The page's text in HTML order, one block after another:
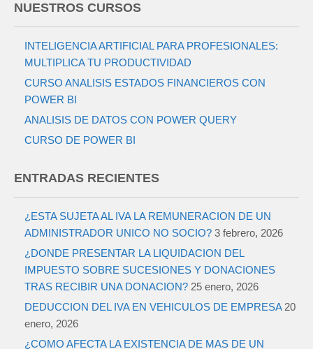
NUESTROS CURSOS
INTELIGENCIA ARTIFICIAL PARA PROFESIONALES:
MULTIPLICA TU PRODUCTIVIDAD
CURSO ANALISIS ESTADOS FINANCIEROS CON
POWER BI
ANALISIS DE DATOS CON POWER QUERY
CURSO DE POWER BI
ENTRADAS RECIENTES
¿ESTA SUJETA AL IVA LA REMUNERACION DE UN
ADMINISTRADOR UNICO NO SOCIO? 3 febrero, 2026
¿DONDE PRESENTAR LA LIQUIDACION DEL
IMPUESTO SOBRE SUCESIONES Y DONACIONES
TRAS RECIBIR UNA DONACION? 25 enero, 2026
DEDUCCION DEL IVA EN VEHICULOS DE EMPRESA 20
enero, 2026
¿COMO AFECTA LA EXISTENCIA DE MAS DE UN